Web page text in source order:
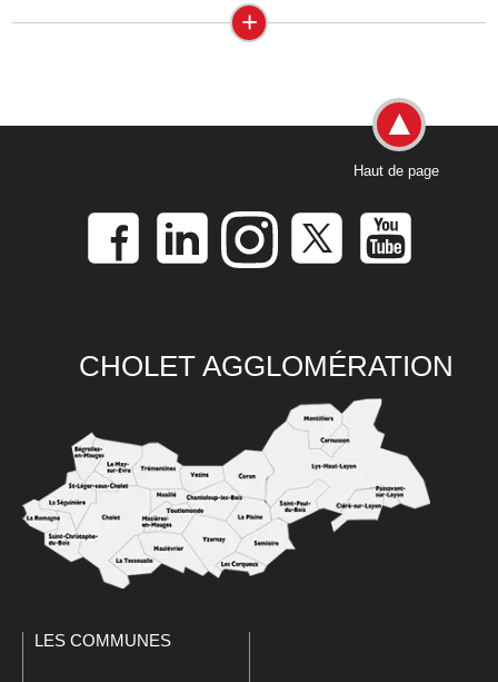
+
Haut de page
CHOLET AGGLOMÉRATION
LES COMMUNES